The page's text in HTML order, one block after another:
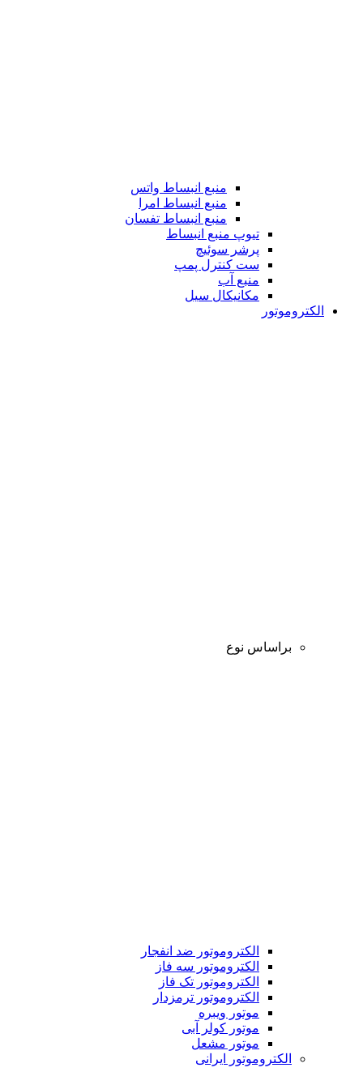
منبع انبساط واتس
منبع انبساط امرا
منبع انبساط تفسان
تیوپ منبع انبساط
پرشر سوئیچ
ست کنترل پمپ
منبع آب
مکانیکال سیل
الکتروموتور
براساس نوع
الکتروموتور ضد انفجار
الکتروموتور سه فاز
الکتروموتور تک فاز
الکتروموتور ترمزدار
موتور ویبره
موتور کولر آبی
موتور مشعل
الکتروموتور ایرانی